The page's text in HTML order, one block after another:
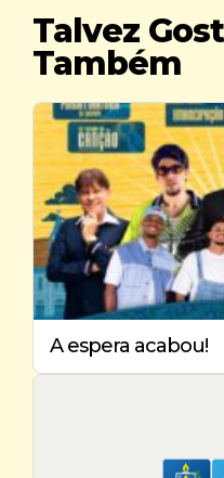
Talvez
Também
A espera acabou!